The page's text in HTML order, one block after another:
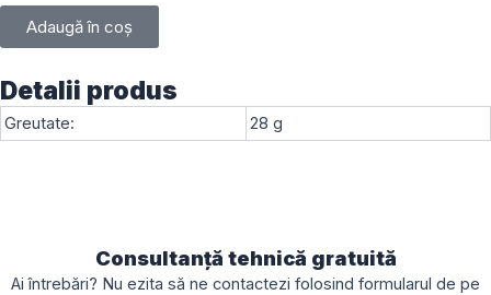
Adaugă în coș
Detalii produs
Greutate: 28 g
Consultanță tehnică gratuită
Ai întrebări? Nu ezita să ne contactezi folosind formularul de pe